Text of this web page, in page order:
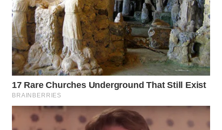
WN
SURABAYA
WN
NATUNA
WN
BINTAN
WN
MANDALIKA